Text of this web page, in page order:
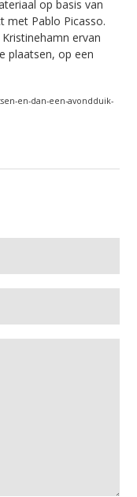
op basis van
met ­Pablo Picasso.
ervan
plaatsen, op een
en-dan-een-avondduik-